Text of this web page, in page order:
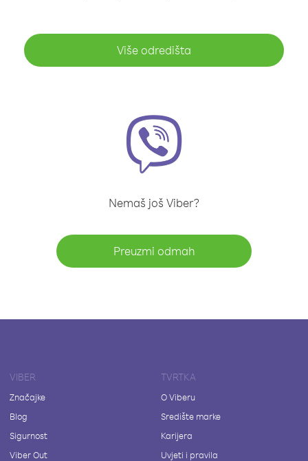
Više odredišta
Nemaš još Viber?
Preuzmi odmah
VIBER
Značajke
Blog
Sigurnost
Viber Out
TVRTKA
O Viberu
Središte marke
Karijera
Uvjeti i pravila